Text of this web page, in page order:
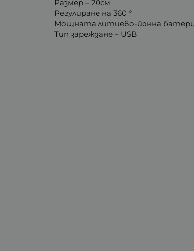
Размер – 20см
Регулиране на 360 °
Мощната литиево-йонна
Тип зареждане – USB